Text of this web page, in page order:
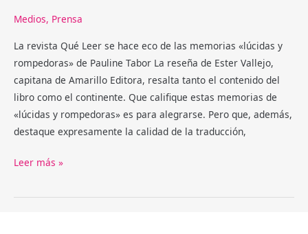
Medios, Prensa
La revista Qué Leer se hace eco de las memorias «lúcidas y
rompedoras» de Pauline Tabor La reseña de Ester Vallejo,
capitana de Amarillo Editora, resalta tanto el contenido del
libro como el continente. Que califique estas memorias de
«lúcidas y rompedoras» es para alegrarse. Pero que, además,
destaque expresamente la calidad de la traducción,
Reseña
«Pauline»
Leer más »